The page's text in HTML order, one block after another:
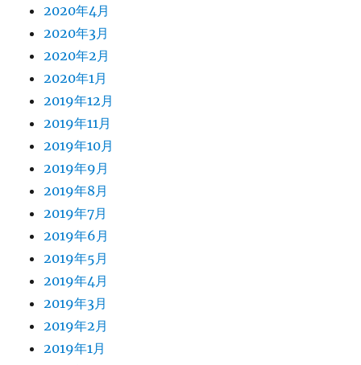
2020年4月
2020年3月
2020年2月
2020年1月
2019年12月
2019年11月
2019年10月
2019年9月
2019年8月
2019年7月
2019年6月
2019年5月
2019年4月
2019年3月
2019年2月
2019年1月